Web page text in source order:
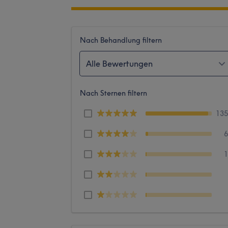
Nach Behandlung filtern
Alle Bewertungen
Nach Sternen filtern